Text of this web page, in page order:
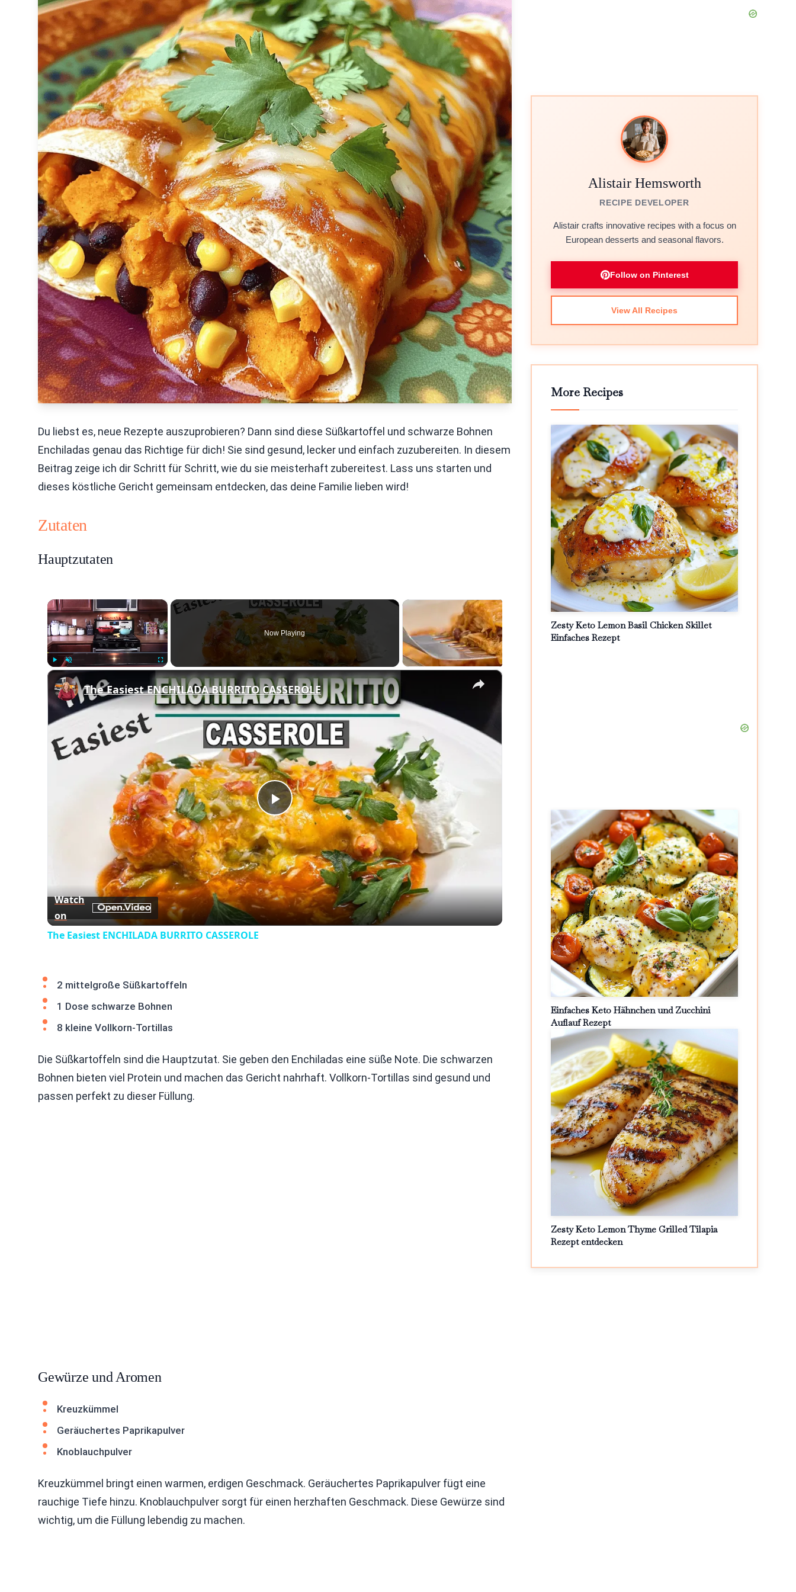
Du liebst es, neue Rezepte auszuprobieren? Dann sind diese Süßkartoffel und schwarze Bohnen
Enchiladas genau das Richtige für dich! Sie sind gesund, lecker und einfach zuzubereiten. In diesem
Beitrag zeige ich dir Schritt für Schritt, wie du sie meisterhaft zubereitest. Lass uns starten und
dieses köstliche Gericht gemeinsam entdecken, das deine Familie lieben wird!
Zutaten
Hauptzutaten
×
Play Unmute Fullscreen
Now Playing
×
Play
Video
The Easiest ENCHILADA BURRITO CASSEROLE
Watch
on
The Easiest ENCHILADA BURRITO CASSEROLE
2 mittelgroße Süßkartoffeln
1 Dose schwarze Bohnen
8 kleine Vollkorn-Tortillas
Die Süßkartoffeln sind die Hauptzutat. Sie geben den Enchiladas eine süße Note. Die schwarzen
Bohnen bieten viel Protein und machen das Gericht nahrhaft. Vollkorn-Tortillas sind gesund und
passen perfekt zu dieser Füllung.
Gewürze und Aromen
Kreuzkümmel
Geräuchertes Paprikapulver
Knoblauchpulver
Kreuzkümmel bringt einen warmen, erdigen Geschmack. Geräuchertes Paprikapulver fügt eine
rauchige Tiefe hinzu. Knoblauchpulver sorgt für einen herzhaften Geschmack. Diese Gewürze sind
wichtig, um die Füllung lebendig zu machen.
Alistair Hemsworth
RECIPE DEVELOPER
Alistair crafts innovative recipes with a focus on
European desserts and seasonal flavors.
Follow on Pinterest
View All Recipes
More Recipes
Zesty Keto Lemon Basil Chicken Skillet
Einfaches Rezept
Einfaches Keto Hähnchen und Zucchini
Auflauf Rezept
Zesty Keto Lemon Thyme Grilled Tilapia
Rezept entdecken